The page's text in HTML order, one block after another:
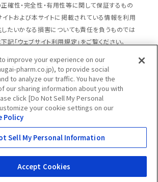
確性・完全性・有用性等に関して保証するもの
イトおよび本サイトに掲載されている情報を利用
たいかなる損害についても責任を負うものでは
記「ウェブサイト利用規定」をご覧ください。
ウェブサイト利用規定
案内
ソーシャルメディアポリシー
ウェブアクセシビリティ対応
Pharmaceutical Co., Ltd.All rights reserved.
improve your experience on our
pharm.co.jp), to provide social
to analyze our traffic. You have the
our sharing information about you with
click [Do Not Sell My Personal
your cookie settings on our
Policy
Sell My Personal Information
Accept Cookies